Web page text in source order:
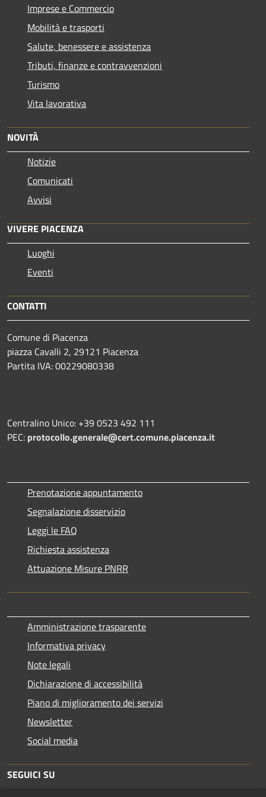
Imprese e Commercio
Mobilità e trasporti
Salute, benessere e assistenza
Tributi, finanze e contravvenzioni
Turismo
Vita lavorativa
NOVITÀ
Notizie
Comunicati
Avvisi
VIVERE PIACENZA
Luoghi
Eventi
CONTATTI
Comune di Piacenza
piazza Cavalli 2, 29121 Piacenza
Partita IVA: 00229080338
Centralino Unico: +39 0523 492 111
PEC: protocollo.generale@cert.comune.piacenza.it
Prenotazione appuntamento
Segnalazione disservizio
Leggi le FAQ
Richiesta assistenza
Attuazione Misure PNRR
Amministrazione trasparente
Informativa privacy
Note legali
Dichiarazione di accessibilità
Piano di miglioramento dei servizi
Newsletter
Social media
SEGUICI SU